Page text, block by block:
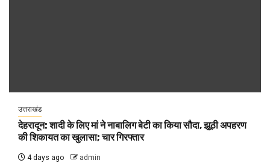
उत्तराखंड
देहरादून: शादी के लिए मां ने नाबालिग बेटी का किया सौदा, झूठी अपहरण
की शिकायत का खुलासा; चार गिरफ्तार
4 days ago admin